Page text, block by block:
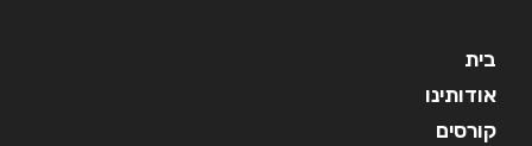
בית
אודותינו
קורסים